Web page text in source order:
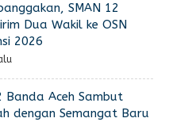
SMAN 12
Dua Wakil ke OSN
2026
Banda Aceh Sambut
dengan Semangat Baru